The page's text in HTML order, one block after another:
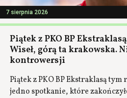
7 sierpnia 2026
Piątek z PKO BP
Wiseł, górą ta krakowska.
kontrowersji
Piątek z PKO BP Ekstraklasą
jedno spotkanie, które